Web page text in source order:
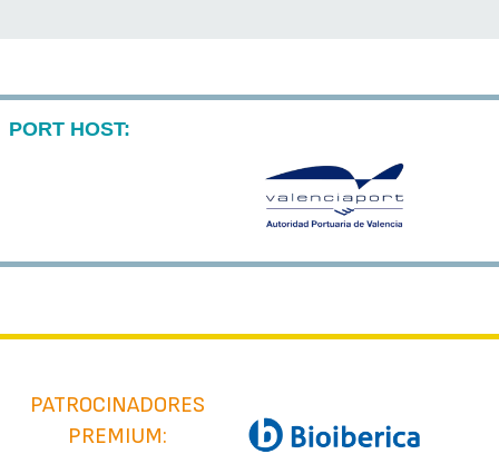
PORT HOST:
PATROCINADORES
PREMIUM: